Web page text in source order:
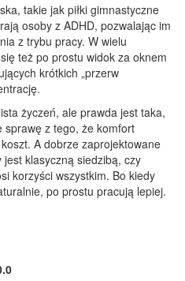
takie jak piłki gimnastyczne
osoby z ADHD, pozwalając im
z trybu pracy. W wielu
też po prostu widok za oknem
krótkich „przerw
życzeń, ale prawda jest taka,
sprawę z tego, że komfort
A dobrze zaprojektowane
klasyczną siedzibą, czy
korzyści wszystkim. Bo kiedy
po prostu pracują lepiej.